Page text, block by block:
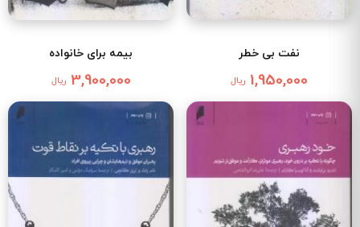
نفت بی خطر
1,950,000 ریال
بیمه برای خانواده
3,900,000 ریال